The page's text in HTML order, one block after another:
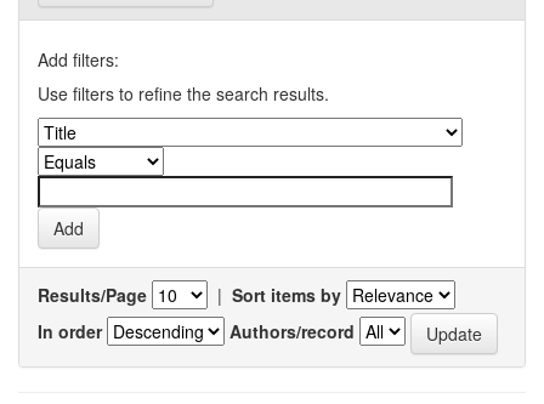
Add filters:
Use filters to refine the search results.
Results/Page | Sort items by
In order
Authors/record